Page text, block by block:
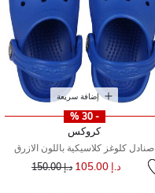
إضافة سريعة
- 30 %
كروكس
صنادل كلوغز كلاسيكية باللون الازرق
د.إ 105.00 سعر مخفض من
د.إ 150.00 إلى